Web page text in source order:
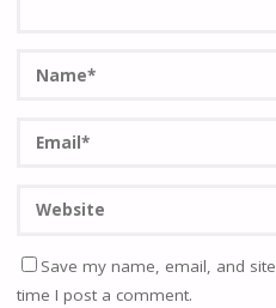
Save my name, email, and
time I post a comment.